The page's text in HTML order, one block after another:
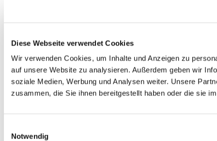
Diese Webseite verwendet Cookies
Wir verwenden Cookies, um Inhalte und Anzeigen zu
auf unsere Website zu analysieren. Außerdem geben wir
soziale Medien, Werbung und Analysen weiter. Unsere
zusammen, die Sie ihnen bereitgestellt haben oder die sie
Notwendig